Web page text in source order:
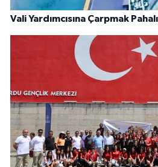
Vali Yardımcısına Çarpmak